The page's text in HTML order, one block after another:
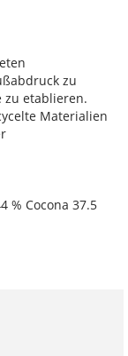
zu
zu etablieren.
Materialien
% Cocona 37.5